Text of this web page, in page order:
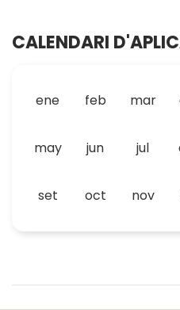
CALENDARI
ene feb mar
may jun jul
set oct nov